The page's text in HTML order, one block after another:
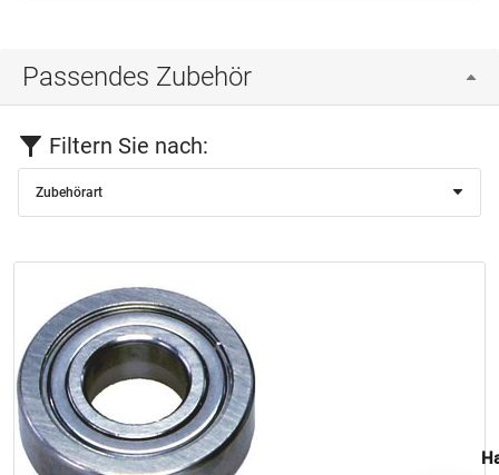
Passendes Zubehör
Filtern Sie nach:
Zubehörart